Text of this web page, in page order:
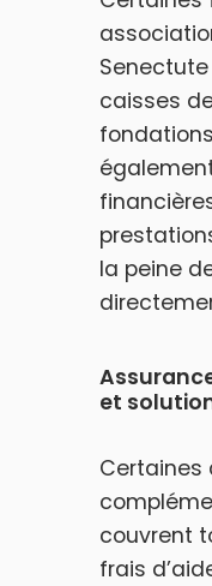
Senectute
caisses
la peine
et
couvrent
frais